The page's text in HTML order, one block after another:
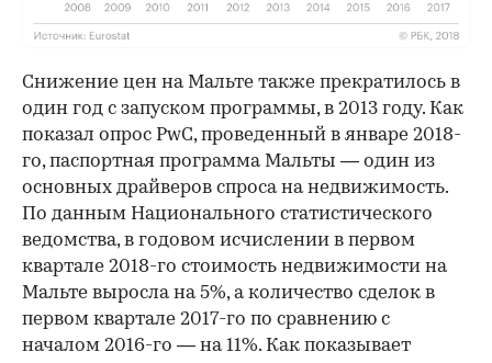
Снижение цен на Мальте также прекратилось в
один год с запуском программы, в 2013 году. Как
показал опрос PwC, проведенный в январе 2018-
го, паспортная программа Мальты — один из
основных драйверов спроса на недвижимость.
По данным Национального статистического
ведомства, в годовом исчислении в первом
квартале 2018-го стоимость недвижимости на
Мальте выросла на 5%, а количество сделок в
первом квартале 2017-го по сравнению с
началом 2016-го — на 11%. Как показывает